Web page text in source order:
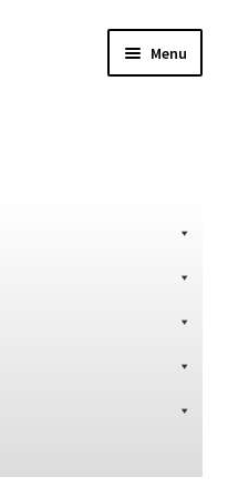
Menu